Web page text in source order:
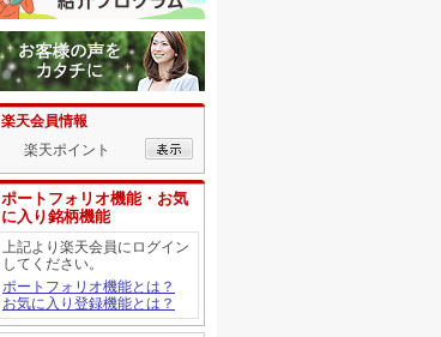
楽天会員情報
楽天ポイント
ポートフォリオ機能・お気
に入り銘柄機能
上記より楽天会員にログイン
してください。
ポートフォリオ機能とは？
お気に入り登録機能とは？